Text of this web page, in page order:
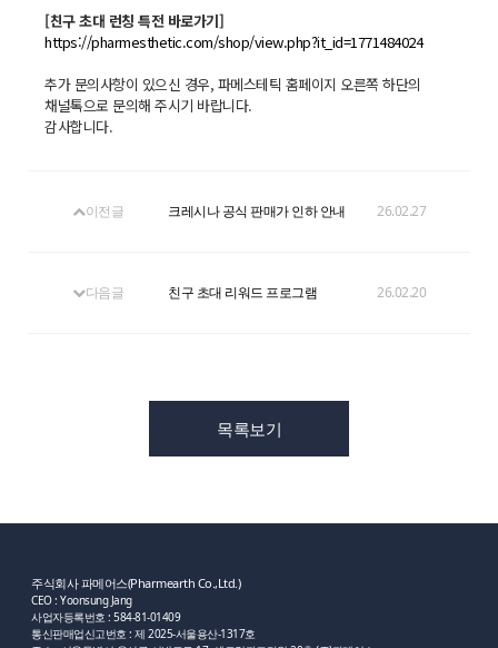
[친구 초대 런칭 특전 바로가기]
https://pharmesthetic.com/shop/view.php?it_id=1771484024
추가 문의사항이 있으신 경우, 파메스테틱 홈페이지 오른쪽 하단의
채널톡으로 문의해 주시기 바랍니다.
감사합니다.
이전글 크레시나 공식 판매가 인하 안내 26.02.27
다음글 친구 초대 리워드 프로그램 26.02.20
목록보기
주식회사 파메어스(Pharmearth Co.,Ltd.)
CEO : Yoonsung Jang
사업자등록번호 : 584-81-01409
통신판매업신고번호 : 제 2025-서울용산-1317호